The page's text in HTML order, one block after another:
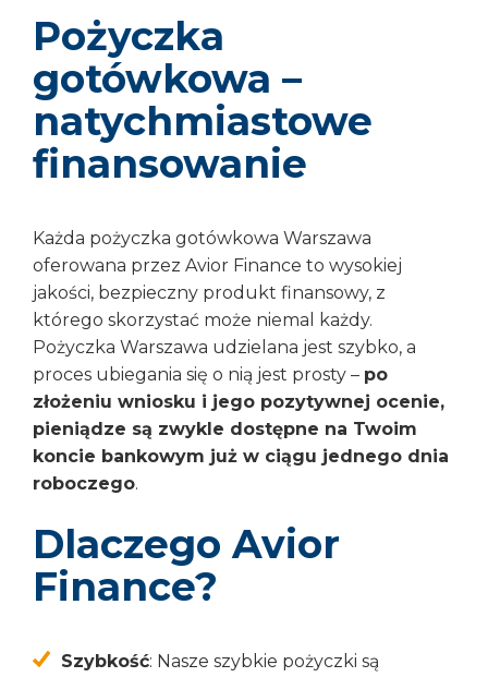
Pożyczka
gotówkowa –
natychmiastowe
finansowanie
Każda pożyczka gotówkowa Warszawa
oferowana przez Avior Finance to wysokiej
jakości, bezpieczny produkt finansowy, z
którego skorzystać może niemal każdy.
Pożyczka Warszawa udzielana jest szybko, a
proces ubiegania się o nią jest prosty – po
złożeniu wniosku i jego pozytywnej ocenie,
pieniądze są zwykle dostępne na Twoim
koncie bankowym już w ciągu jednego dnia
roboczego.
Dlaczego Avior
Finance?
Szybkość: Nasze szybkie pożyczki są